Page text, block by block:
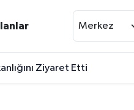
Merkez
Ziyaret Etti